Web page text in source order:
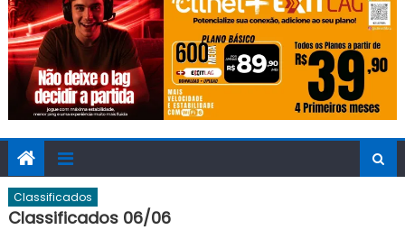
Classificados
Classificados 06/06